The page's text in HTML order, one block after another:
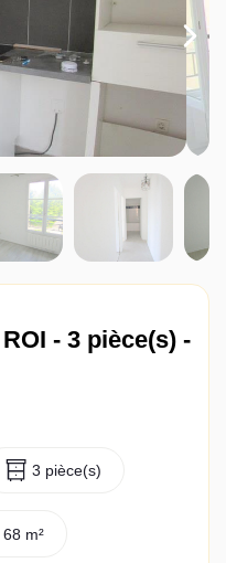
- 3 pièce(s) -
3 pièce(s)
68 m²